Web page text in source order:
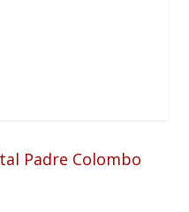
Padre Colombo